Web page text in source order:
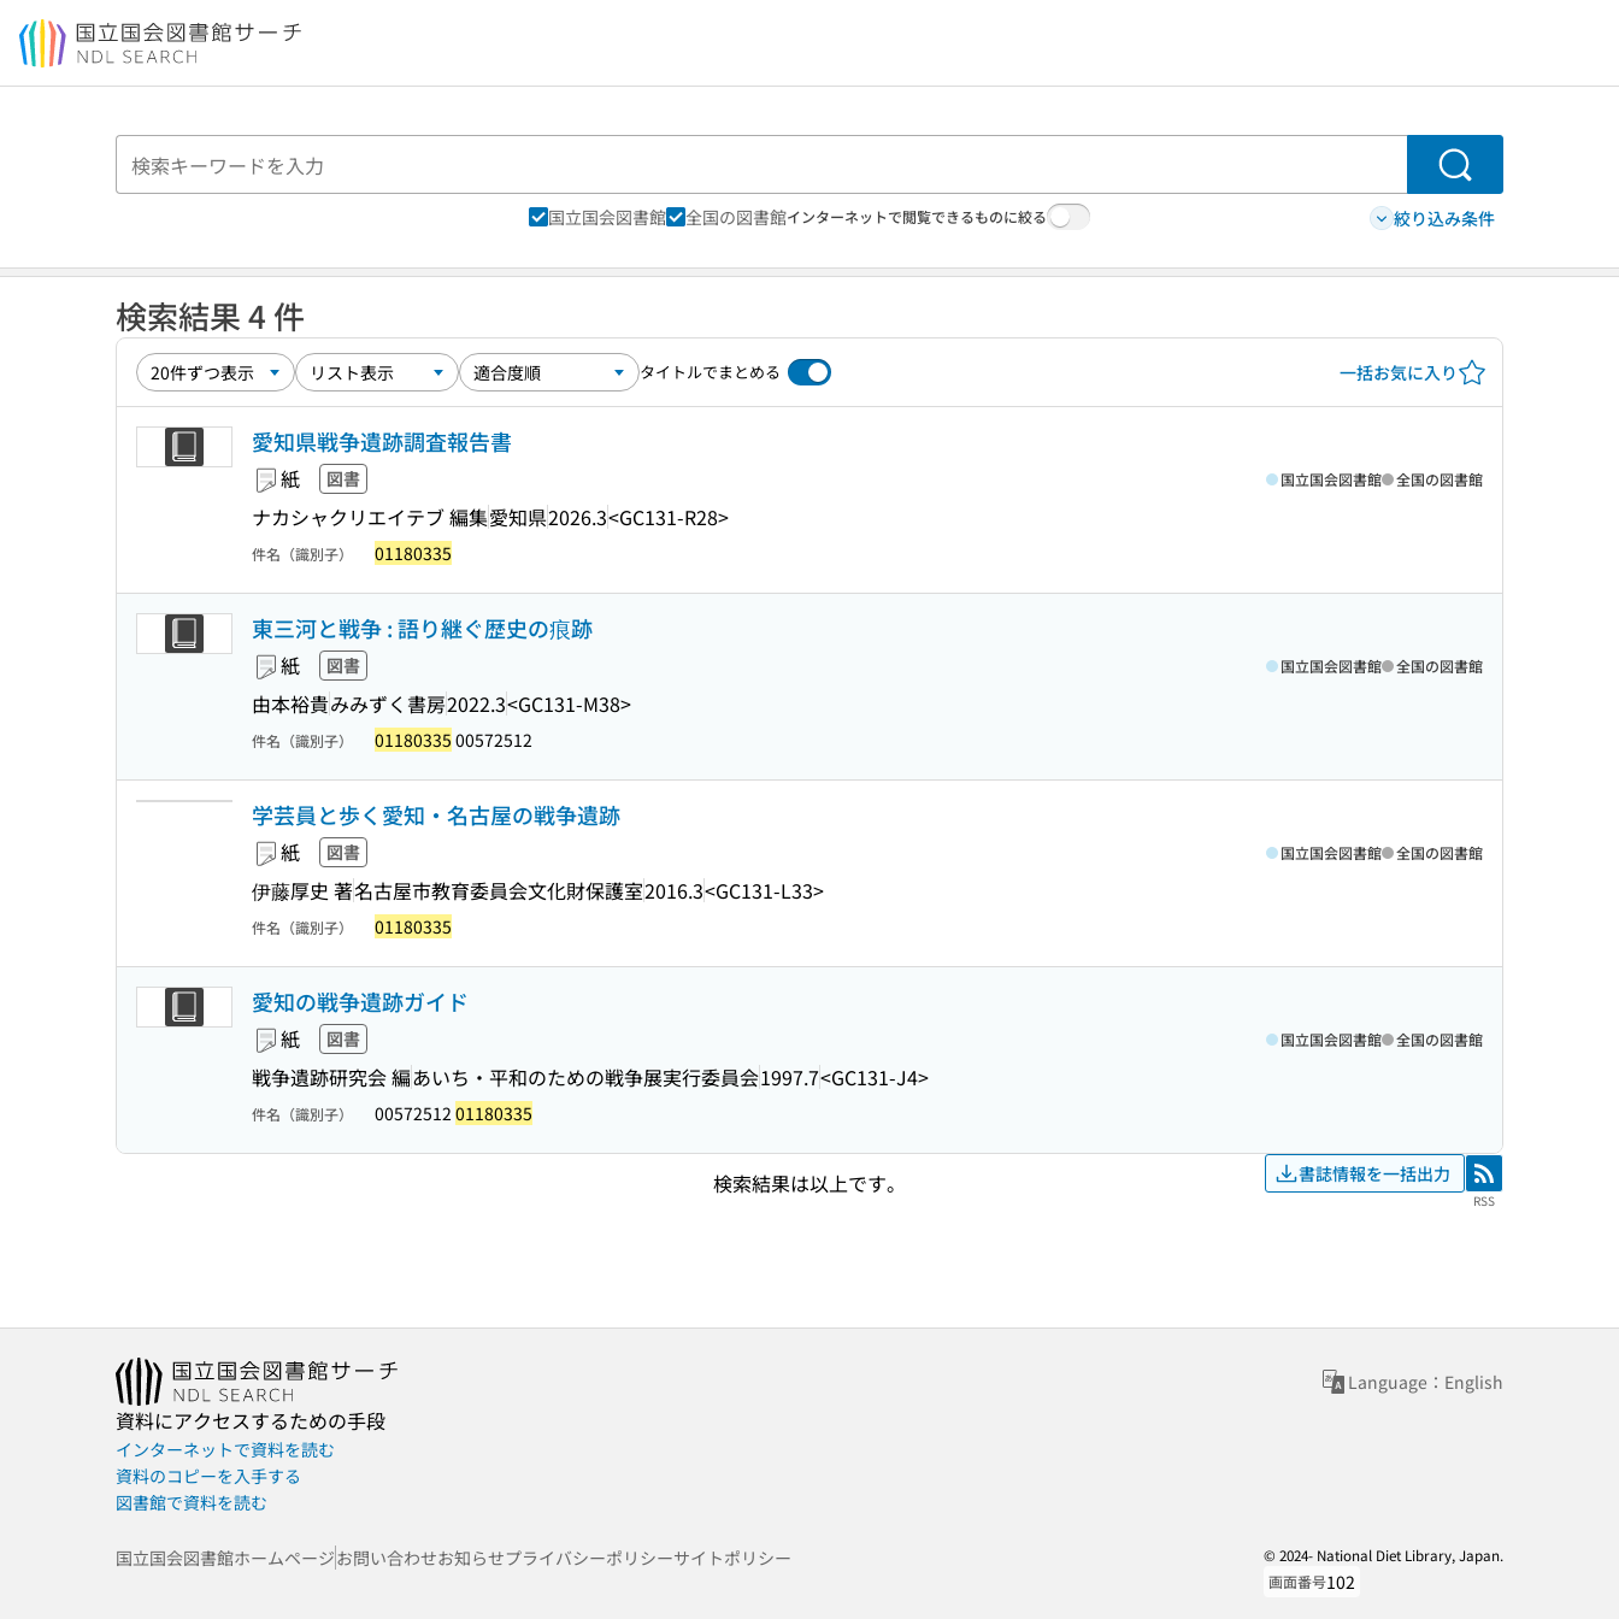
本文へ移動
検索
国立国会図書館 全国の図書館インターネットで閲覧できるものに絞る 絞り込み条件
検索結果 4 件
タイトルでまとめる 一括お気に入り
愛知県戦争遺跡調査報告書
紙 図書
ナカシャクリエイテブ 編集愛知県2026.3<GC131-R28>
国立国会図書館 全国の図書館
件名（識別子） 01180335
東三河と戦争 : 語り継ぐ歴史の痕跡
紙 図書
由本裕貴みみずく書房2022.3<GC131-M38>
国立国会図書館 全国の図書館
件名（識別子） 01180335 00572512
学芸員と歩く愛知・名古屋の戦争遺跡
紙 図書
伊藤厚史 著名古屋市教育委員会文化財保護室2016.3<GC131-L33>
国立国会図書館 全国の図書館
件名（識別子） 01180335
愛知の戦争遺跡ガイド
紙 図書
戦争遺跡研究会 編あいち・平和のための戦争展実行委員会1997.7<GC131-J4>
国立国会図書館 全国の図書館
件名（識別子） 00572512 01180335
検索結果は以上です。 書誌情報を一括出力 RSS
RSS
Language：English
資料にアクセスするための手段
インターネットで資料を読む
資料のコピーを入手する
図書館で資料を読む
国立国会図書館ホームページお問い合わせお知らせプライバシーポリシーサイトポリシー
© 2024- National Diet Library, Japan.
画面番号102